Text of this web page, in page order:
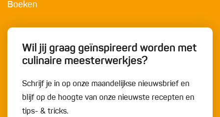
Boeken
Wil jij graag geïnspireerd worden met
culinaire meesterwerkjes?
Schrijf je in op onze maandelijkse nieuwsbrief en
blijf op de hoogte van onze nieuwste recepten en
tips- & tricks.